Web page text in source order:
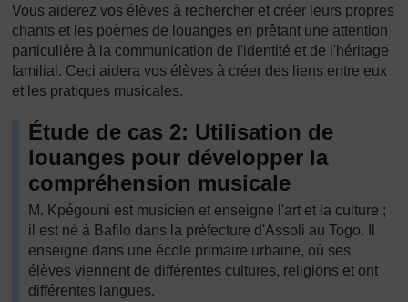
Vous aiderez vos élèves à rechercher et créer leurs propres
chants et les poèmes de louanges en prêtant une attention
particulière à la communication de l'identité et de l'héritage
familial. Ceci aidera vos élèves à créer des liens entre eux
et les pratiques musicales.
Étude de cas 2: Utilisation de
louanges pour développer la
compréhension musicale
M. Kpégouni est musicien et enseigne l'art et la culture ;
il est né à Bafilo dans la préfecture d'Assoli au Togo. Il
enseigne dans une école primaire urbaine, où ses
élèves viennent de différentes cultures, religions et ont
différentes langues.